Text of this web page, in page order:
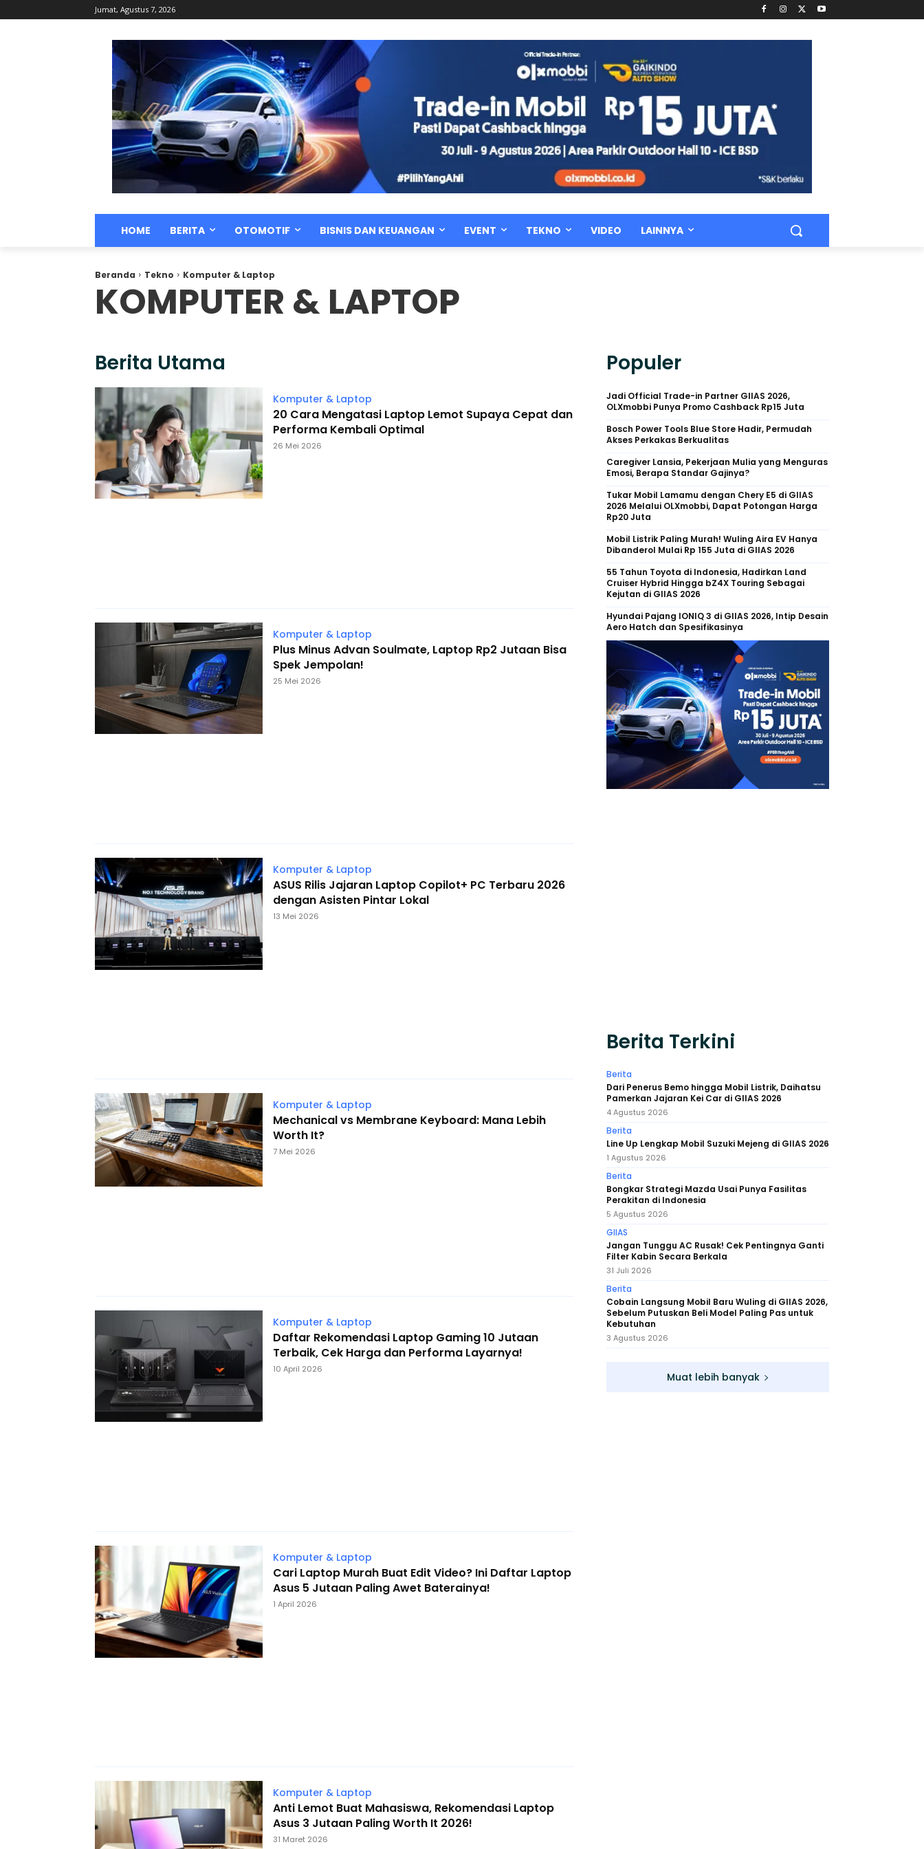
Jumat, Agustus 7, 2026
HOME BERITA OTOMOTIF BISNIS DAN KEUANGAN EVENT TEKNO VIDEO LAINNYA
Beranda Tekno Komputer & Laptop
KOMPUTER & LAPTOP
Berita Utama
Komputer & Laptop
20 Cara Mengatasi Laptop Lemot Supaya Cepat dan
Performa Kembali Optimal
26 Mei 2026
Komputer & Laptop
Plus Minus Advan Soulmate, Laptop Rp2 Jutaan Bisa
Spek Jempolan!
25 Mei 2026
Komputer & Laptop
ASUS Rilis Jajaran Laptop Copilot+ PC Terbaru 2026
dengan Asisten Pintar Lokal
13 Mei 2026
Komputer & Laptop
Mechanical vs Membrane Keyboard: Mana Lebih
Worth It?
7 Mei 2026
Komputer & Laptop
Daftar Rekomendasi Laptop Gaming 10 Jutaan
Terbaik, Cek Harga dan Performa Layarnya!
10 April 2026
Komputer & Laptop
Cari Laptop Murah Buat Edit Video? Ini Daftar Laptop
Asus 5 Jutaan Paling Awet Baterainya!
1 April 2026
Komputer & Laptop
Anti Lemot Buat Mahasiswa, Rekomendasi Laptop
Asus 3 Jutaan Paling Worth It 2026!
31 Maret 2026
Populer
Jadi Official Trade-in Partner GIIAS 2026,
OLXmobbi Punya Promo Cashback Rp15 Juta
Bosch Power Tools Blue Store Hadir, Permudah
Akses Perkakas Berkualitas
Caregiver Lansia, Pekerjaan Mulia yang Menguras
Emosi, Berapa Standar Gajinya?
Tukar Mobil Lamamu dengan Chery E5 di GIIAS
2026 Melalui OLXmobbi, Dapat Potongan Harga
Rp20 Juta
Mobil Listrik Paling Murah! Wuling Aira EV Hanya
Dibanderol Mulai Rp 155 Juta di GIIAS 2026
55 Tahun Toyota di Indonesia, Hadirkan Land
Cruiser Hybrid Hingga bZ4X Touring Sebagai
Kejutan di GIIAS 2026
Hyundai Pajang IONIQ 3 di GIIAS 2026, Intip Desain
Aero Hatch dan Spesifikasinya
Berita Terkini
Berita
Dari Penerus Bemo hingga Mobil Listrik, Daihatsu
Pamerkan Jajaran Kei Car di GIIAS 2026
4 Agustus 2026
Berita
Line Up Lengkap Mobil Suzuki Mejeng di GIIAS 2026
1 Agustus 2026
Berita
Bongkar Strategi Mazda Usai Punya Fasilitas
Perakitan di Indonesia
5 Agustus 2026
GIIAS
Jangan Tunggu AC Rusak! Cek Pentingnya Ganti
Filter Kabin Secara Berkala
31 Juli 2026
Berita
Cobain Langsung Mobil Baru Wuling di GIIAS 2026,
Sebelum Putuskan Beli Model Paling Pas untuk
Kebutuhan
3 Agustus 2026
Muat lebih banyak